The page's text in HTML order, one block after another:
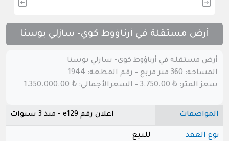
أرض مستقلة في أرناؤوط كوي- سازلي بوسنا
أرض مستقلة في أرناؤوط كوي- سازلي بوسنا
المساحة: 360 متر مربع – رقم القطعة: 1944
سعز المتر: ₺ 3.750.00 – السعرالأجمالي: ₺ 1.350.000.00
المواصفات اعلان رقم e129 - منذ 3 سنوات
نوع العقد للبيع